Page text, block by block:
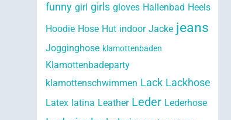
funny girl girls gloves Hallenbad Heels
Hoodie Hose Hut indoor Jacke jeans
Jogginghose klamottenbaden
Klamottenbadeparty
klamottenschwimmen Lack Lackhose
Latex latina Leather Leder Lederhose